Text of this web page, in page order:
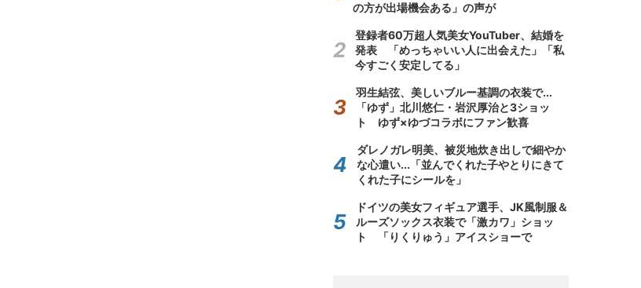
の方が出場機会ある」の声が
登録者60万超人気美女YouTuber、結婚を
発表 「めっちゃいい人に出会えた」「私
今すごく安定してる」
羽生結弦、美しいブルー基調の衣装で...
「ゆず」北川悠仁・岩沢厚治と3ショッ
ト ゆず×ゆづコラボにファン歓喜
ダレノガレ明美、被災地炊き出しで細やか
な心遣い...「並んでくれた子やとりにきて
くれた子にシールを」
ドイツの美女フィギュア選手、JK風制服＆
ルーズソックス衣装で「激カワ」ショッ
ト 「りくりゅう」アイスショーで